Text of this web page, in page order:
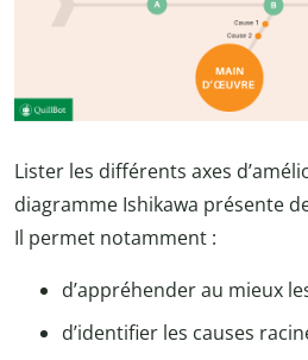
Lister les différents axes
diagramme Ishikawa présente
Il permet notamment :
d’appréhender au mieux
d’identifier les causes